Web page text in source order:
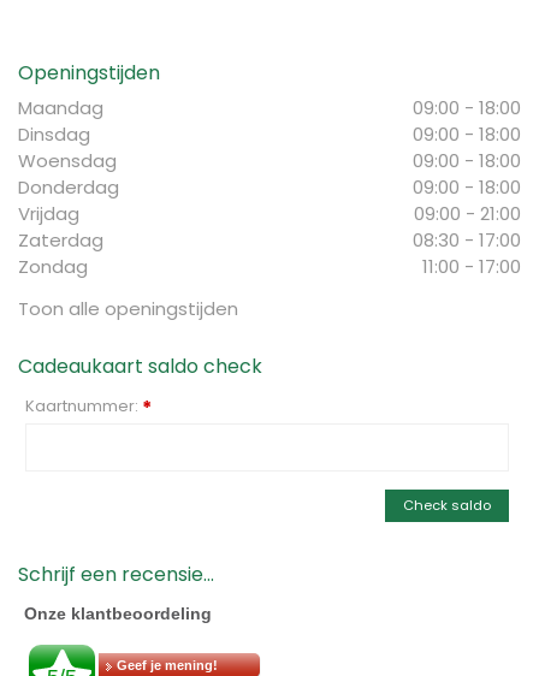
Openingstijden
Maandag
09:00 - 18:00
Dinsdag
09:00 - 18:00
Woensdag
09:00 - 18:00
Donderdag
09:00 - 18:00
Vrijdag
09:00 - 21:00
Zaterdag
08:30 - 17:00
Zondag
11:00 - 17:00
Toon alle openingstijden
Cadeaukaart saldo check
Kaartnummer: *
Check saldo
Schrijf een recensie...